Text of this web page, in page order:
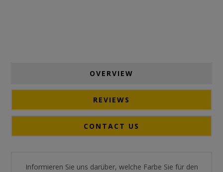
OVERVIEW
REVIEWS
CONTACT US
Informieren Sie uns darüber, welche Farbe Sie für den